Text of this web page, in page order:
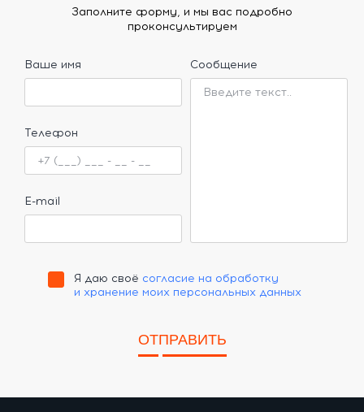
Заполните форму, и мы вас подробно
проконсультируем
Ваше имя
Телефон
E-mail
Сообщение
Я даю своё согласие на обработку
и хранение моих персональных данных
ОТПРАВИТЬ